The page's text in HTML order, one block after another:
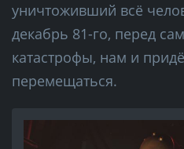
уничтоживший всё
декабрь 81-го, перед
катастрофы, нам и
перемещаться.